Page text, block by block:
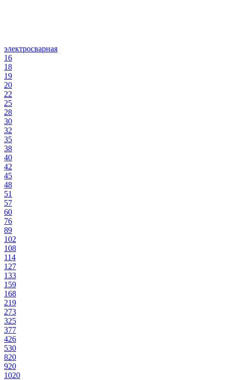
электросварная
16
18
19
20
22
25
28
30
32
35
38
40
42
45
48
51
57
60
76
89
102
108
114
127
133
159
168
219
273
325
377
426
530
820
920
1020